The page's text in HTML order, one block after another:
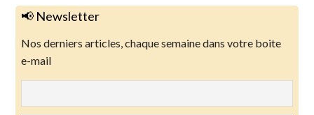
📢 Newsletter
Nos derniers articles, chaque semaine dans votre boite
e-mail